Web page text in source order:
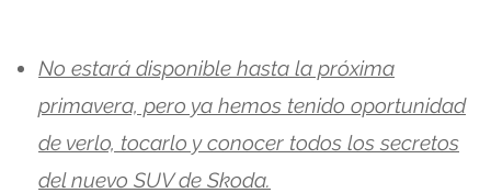
No estará disponible hasta la próxima
primavera, pero ya hemos tenido oportunidad
de verlo, tocarlo y conocer todos los secretos
del nuevo SUV de Skoda.